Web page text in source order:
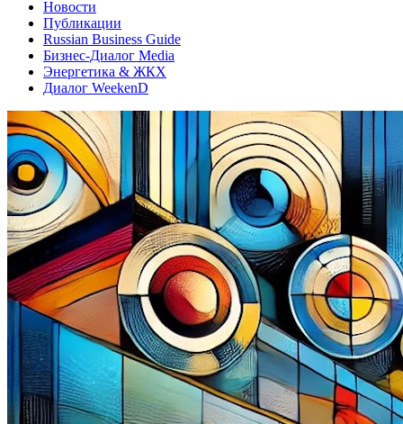
Новости
Публикации
Russian Business Guide
Бизнес-Диалог Media
Энергетика & ЖКХ
Диалог WeekenD